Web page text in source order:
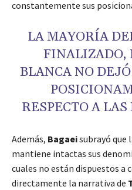
constantemente sus
LA MAYORÍA
FINALIZADO,
BLANCA NO
RESPECTO A
Además, Bagaeisubrayó que
mantiene intactas sus
cuales no están dispuestos a
directamente la narrativa de